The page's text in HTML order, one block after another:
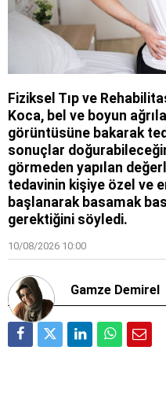
Fiziksel Tıp ve
Koca, bel ve boyun
görüntüsüne bakarak
sonuçlar
görmeden yapılan
tedavinin kişiye özel ve
başlanarak basamak
gerektiğini söyledi.
10/08/2026 10:00
Gamze Demirel